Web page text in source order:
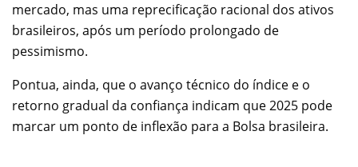
mercado, mas uma reprecificação racional dos ativos
brasileiros, após um período prolongado de
pessimismo.
Pontua, ainda, que o avanço técnico do índice e o
retorno gradual da confiança indicam que 2025 pode
marcar um ponto de inflexão para a Bolsa brasileira.